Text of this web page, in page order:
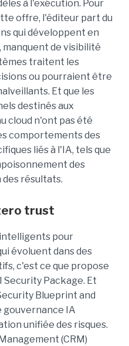
à l'exécution. Pour
offre, l'éditeur part du
qui développent en
manquent de visibilité
traitent les
ou pourraient être
Et que les
destinés aux
cloud n'ont pas été
comportements des
liés à l'IA, tels que
des
des résultats.
trust
intelligents pour
évoluent dans des
c'est ce que propose
Security Package. Et
Blueprint and
gouvernance IA
unifiée des risques.
(CRM)